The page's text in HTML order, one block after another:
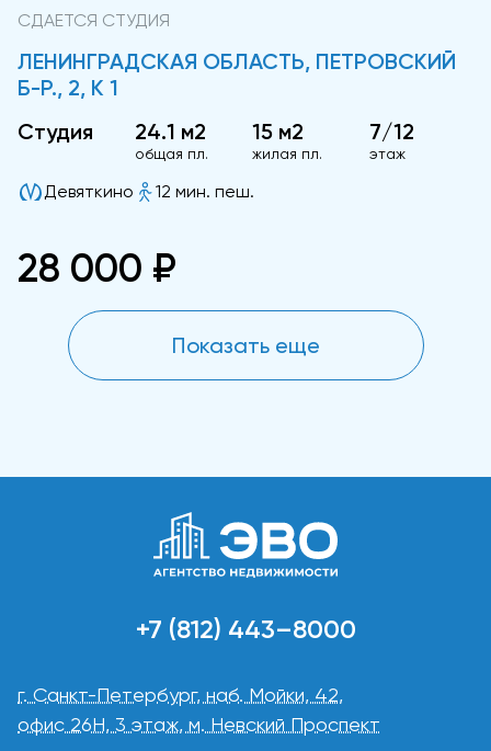
СДАЕТСЯ СТУДИЯ
ЛЕНИНГРАДСКАЯ ОБЛАСТЬ, ПЕТРОВСКИЙ
Б-Р., 2, К 1
Студия
24.1 м2
общая пл.
15 м2
жилая пл.
7/12
этаж
Девяткино 12 мин. пеш.
28 000 ₽
Показать еще
+7 (812) 443–8000
г. Санкт-Петербург, наб. Мойки, 42,
офис 26Н, 3 этаж, м. Невский Проспект